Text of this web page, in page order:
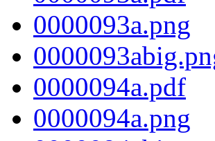
0000093a.png
0000094a.pdf
0000094a.png